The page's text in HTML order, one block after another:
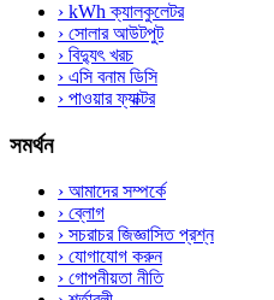
› kWh ক্যালকুলেটর
› সোলার আউটপুট
› বিদ্যুৎ খরচ
› এসি বনাম ডিসি
› পাওয়ার ফ্যাক্টর
সমর্থন
› আমাদের সম্পর্কে
› ব্লোগ
› সচরাচর জিজ্ঞাসিত প্রশ্ন
› যোগাযোগ করুন
› গোপনীয়তা নীতি